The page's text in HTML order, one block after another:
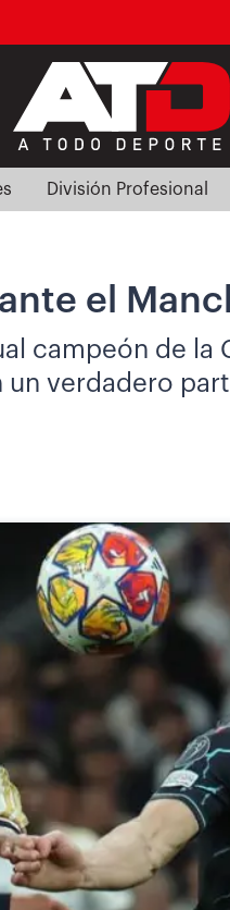
División Profesional
el
campeón de
verdadero